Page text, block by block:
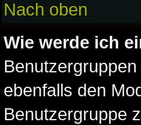
Nach oben
Wie werde ich
ebenfalls den
Benutzergruppe